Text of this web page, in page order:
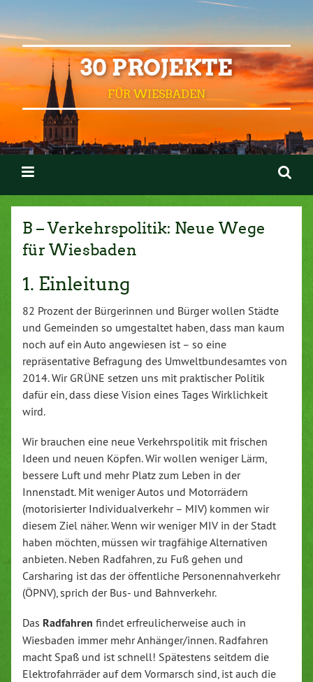
30 PROJEKTE
FÜR WIESBADEN
B – Verkehrspolitik: Neue Wege
für Wiesbaden
1. Einleitung
82 Prozent der Bürgerinnen und Bürger wollen Städte
und Gemeinden so umgestaltet haben, dass man kaum
noch auf ein Auto angewiesen ist – so eine
repräsentative Befragung des Umweltbundesamtes von
2014. Wir GRÜNE setzen uns mit praktischer Politik
dafür ein, dass diese Vision eines Tages Wirklichkeit
wird.
Wir brauchen eine neue Verkehrspolitik mit frischen
Ideen und neuen Köpfen. Wir wollen weniger Lärm,
bessere Luft und mehr Platz zum Leben in der
Innenstadt. Mit weniger Autos und Motorrädern
(motorisierter Individualverkehr – MIV) kommen wir
diesem Ziel näher. Wenn wir weniger MIV in der Stadt
haben möchten, müssen wir tragfähige Alternativen
anbieten. Neben Radfahren, zu Fuß gehen und
Carsharing ist das der öffentliche Personennahverkehr
(ÖPNV), sprich der Bus- und Bahnverkehr.
Das Radfahren findet erfreulicherweise auch in
Wiesbaden immer mehr Anhänger/innen. Radfahren
macht Spaß und ist schnell! Spätestens seitdem die
Elektrofahrräder auf dem Vormarsch sind, ist auch die